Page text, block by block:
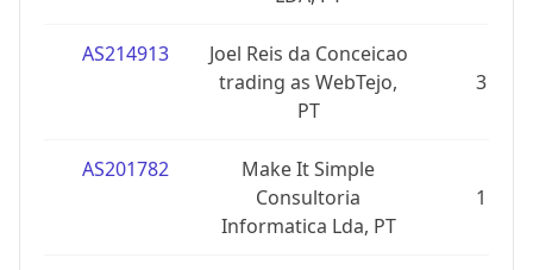
AS214913
Joel Reis da Conceicao
trading as WebTejo,
PT
3
AS201782
Make It Simple
Consultoria
Informatica Lda, PT
1